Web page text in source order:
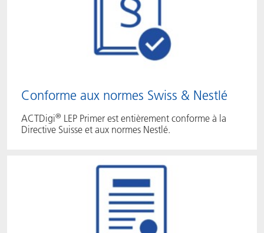
Conforme aux normes Swiss & Nestlé
ACTDigi® LEP Primer est entièrement conforme à la
Directive Suisse et aux normes Nestlé.